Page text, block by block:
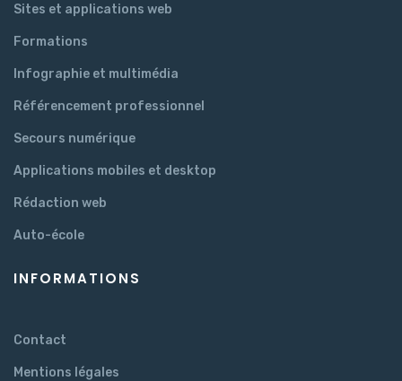
Sites et applications web
Formations
Infographie et multimédia
Référencement professionnel
Secours numérique
Applications mobiles et desktop
Rédaction web
Auto-école
INFORMATIONS
Contact
Mentions légales